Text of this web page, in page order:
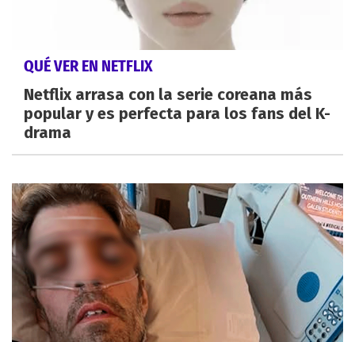
QUÉ VER EN NETFLIX
Netflix arrasa con la serie coreana más
popular y es perfecta para los fans del K-
drama